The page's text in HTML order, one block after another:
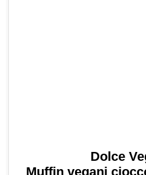
Dolce
Muffin vegani